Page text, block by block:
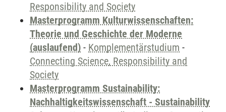
Responsibility and Society
Masterprogramm Kulturwissenschaften:
Theorie und Geschichte der Moderne
(auslaufend) - Komplementärstudium -
Connecting Science, Responsibility and
Society
Masterprogramm Sustainability:
Nachhaltigkeitswissenschaft - Sustainability